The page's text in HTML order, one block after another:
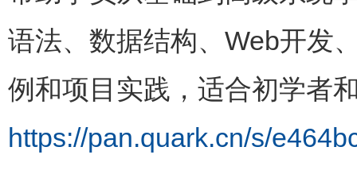
语法、数据结构、Web开发
例和项目实践，适合初学者
https://pan.quark.cn/s/